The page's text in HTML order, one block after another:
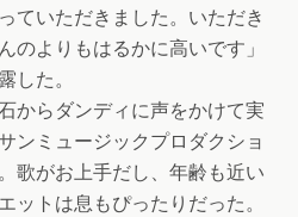
ていただきました。いただき
のよりもはるかに高いです」
した。
からダンディに声をかけて実
ンミュージックプロダクショ
歌がお上手だし、年齢も近い
トは息もぴったりだった。